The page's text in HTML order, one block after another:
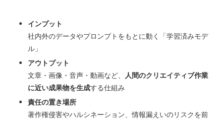
インプット
社内外のデータやプロンプトをもとに動く「学習済みモデ
ル」
アウトプット
文章・画像・音声・動画など、
人間のクリエイティブ作業
に近い成果物を生成する仕組み
責任の置き場所
著作権侵害やハルシネーション、情報漏えいのリスクを前